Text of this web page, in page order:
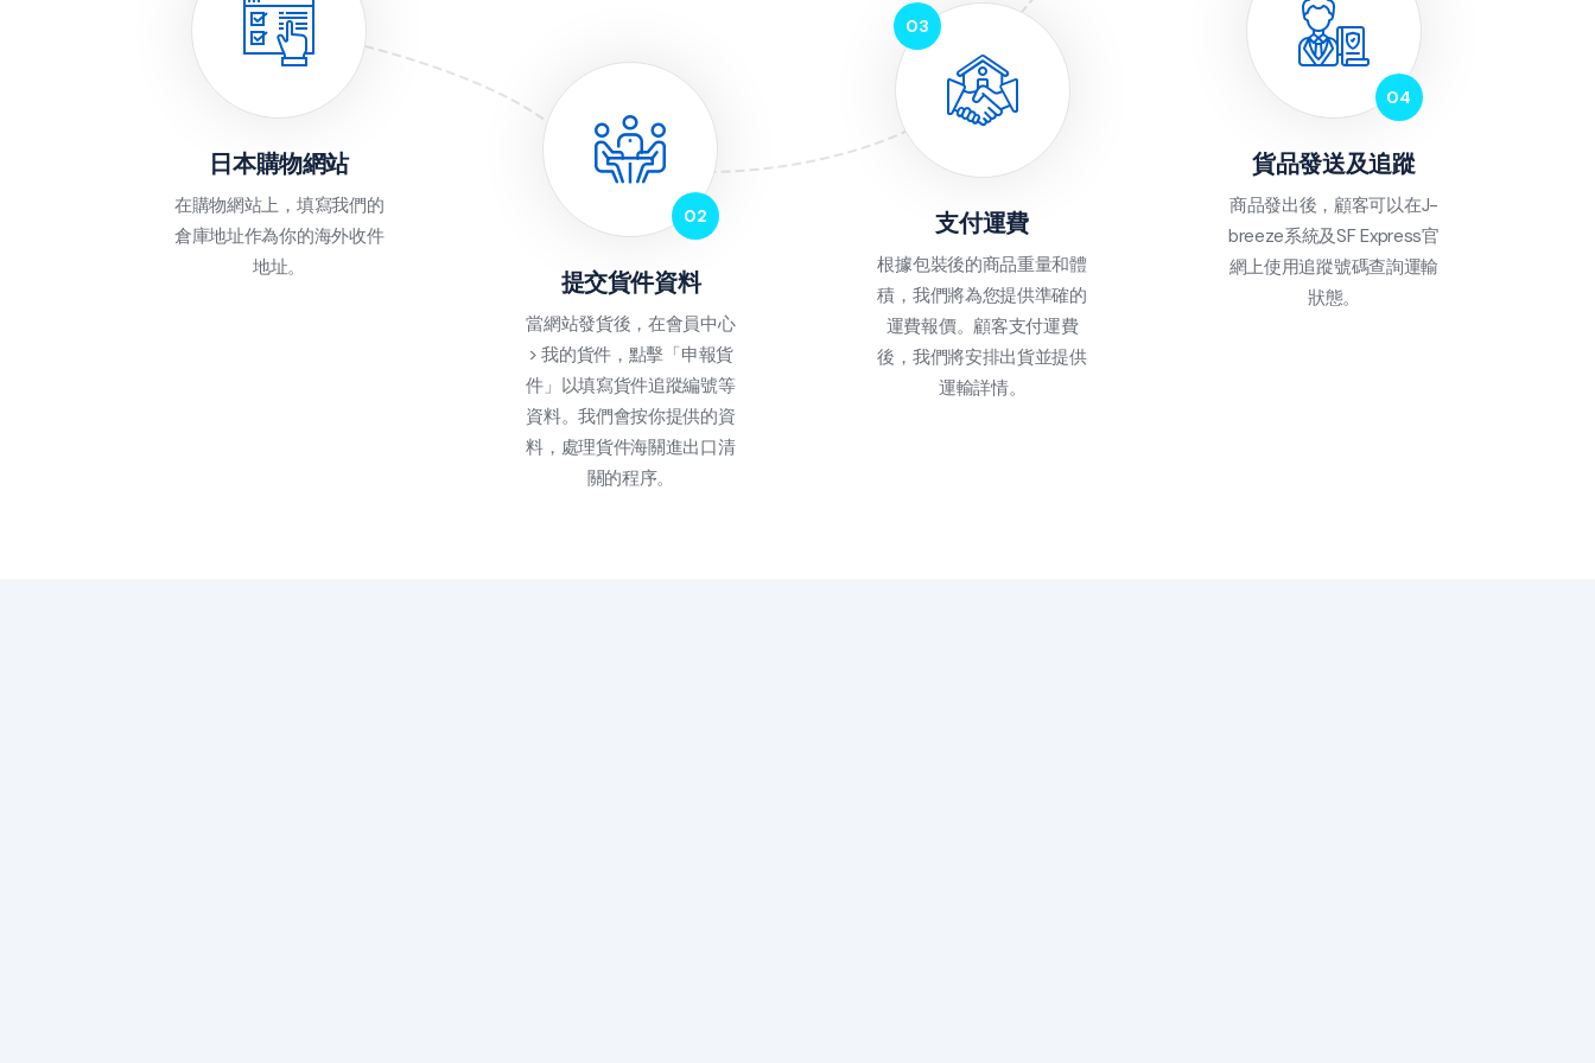
日本購物網站
在購物網站上，填寫我們的
倉庫地址作為你的海外收件
地址。
提交貨件資料
當網站發貨後，在會員中心
> 我的貨件，點擊「申報貨
件」以填寫貨件追蹤編號等
資料。我們會按你提供的資
料，處理貨件海關進出口清
關的程序。
支付運費
根據包裝後的商品重量和體
積，我們將為您提供準確的
運費報價。顧客支付運費
後，我們將安排出貨並提供
運輸詳情。
貨品發送及追蹤
商品發出後，顧客可以在J-
breeze系統及SF Express官
網上使用追蹤號碼查詢運輸
狀態。